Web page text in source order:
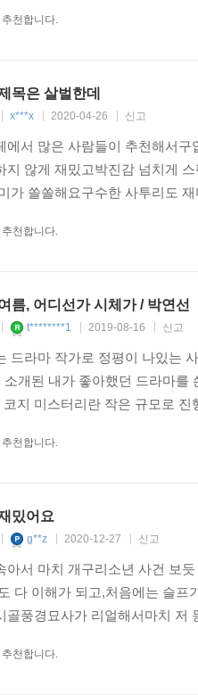
을 두왕리에 유배된 강무순, 그
다 훨씬 찰떡같고, 때때로 개
대 이해할 수 없는 라이프스타
먹고, 아홉 시 뉴스를 시청하
어리이자 자칭 삼수생이자 타
의 새끼가 맞나 싶을 정도로 한
새끼 무순도 잃어버릴 뻔했
케미는 폭발한다.
들이자, ‘멋진 오빠’들의 필수
천합니다.
목은 살벌한데
x***x 2020-04-26 신고
에서 많은 사람들이 추천해서
지 않게 재밌고박진감 넘치게
가 쏠쏠해요구수한 사투리도
천합니다.
름, 어디선가 시체가 / 박연선
t********1 2019-08-16 신고
드라마 작가로 정평이 나있는
소개된 내가 좋아했던 드라마
코지 미스터리란 작은 규모로
천합니다.
밌어요
g**z 2020-12-27 신고
아서 마치 개구리소년 사건 보
다 이해가 되고,처음에는 슬
골풍경묘사가 리얼해서마치
천합니다.